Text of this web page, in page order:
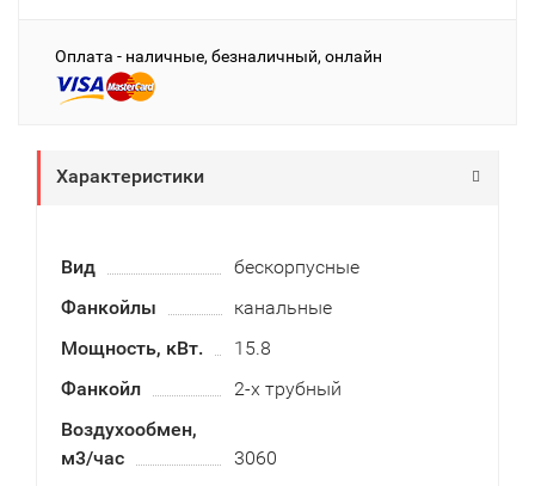
Оплата - наличные, безналичный, онлайн
Характеристики
Вид
бескорпусные
Фанкойлы
канальные
Мощность, кВт.
15.8
Фанкойл
2-х трубный
Воздухообмен,
м3/час
3060